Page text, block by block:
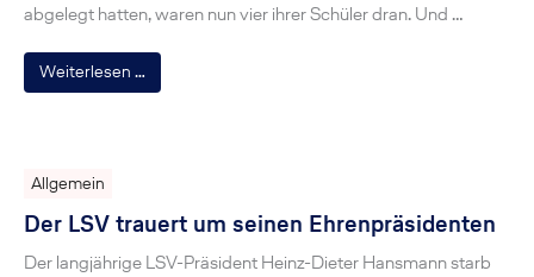
abgelegt hatten, waren nun vier ihrer Schüler dran. Und …
Weiterlesen …
Allgemein
Der LSV trauert um seinen Ehrenpräsidenten
Der langjährige LSV-Präsident Heinz-Dieter Hansmann starb